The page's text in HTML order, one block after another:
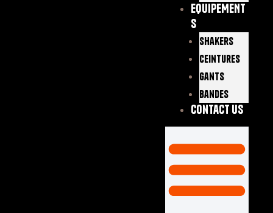
EQUIPEMENT
S
Shakers
Ceintures
Gants
Bandes
Contact Us